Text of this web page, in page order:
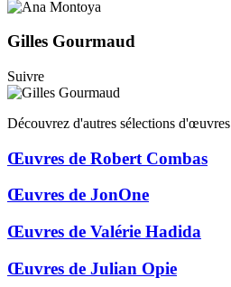
Gilles Gourmaud
Suivre
Découvrez d'autres sélections d'œuvres
Œuvres de Robert Combas
Œuvres de JonOne
Œuvres de Valérie Hadida
Œuvres de Julian Opie